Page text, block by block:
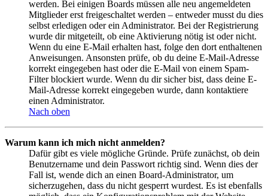
werden. Bei einigen Boards müssen alle neu angemeldeten
Mitglieder erst freigeschaltet werden – entweder musst du dies
selbst erledigen oder ein Administrator. Bei der Registrierung
wurde dir mitgeteilt, ob eine Aktivierung nötig ist oder nicht.
Wenn du eine E-Mail erhalten hast, folge den dort enthaltenen
Anweisungen. Ansonsten prüfe, ob du deine E-Mail-Adresse
korrekt eingegeben hast oder die E-Mail von einem Spam-
Filter blockiert wurde. Wenn du dir sicher bist, dass deine E-
Mail-Adresse korrekt eingegeben wurde, dann kontaktiere
einen Administrator.
Nach oben
Warum kann ich mich nicht anmelden?
Dafür gibt es viele mögliche Gründe. Prüfe zunächst, ob dein
Benutzername und dein Passwort richtig sind. Wenn dies der
Fall ist, wende dich an einen Board-Administrator, um
sicherzugehen, dass du nicht gesperrt wurdest. Es ist ebenfalls